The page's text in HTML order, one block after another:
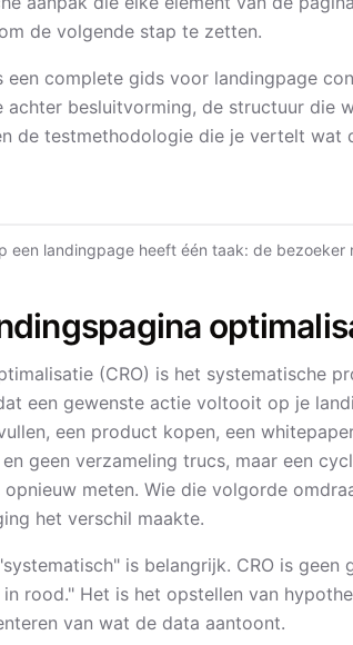
de volgende stap te zetten.
een complete gids voor landingpage
achter besluitvorming, de structuur die
de testmethodologie die je vertelt
een landingpage heeft één taak: de
(CRO) is het systematische
een gewenste actie voltooit op je
een product kopen, een
geen verzameling trucs, maar een
opnieuw meten. Wie die volgorde
het verschil maakte.
is belangrijk. CRO is
rood." Het is het opstellen van
van wat de data aantoont.